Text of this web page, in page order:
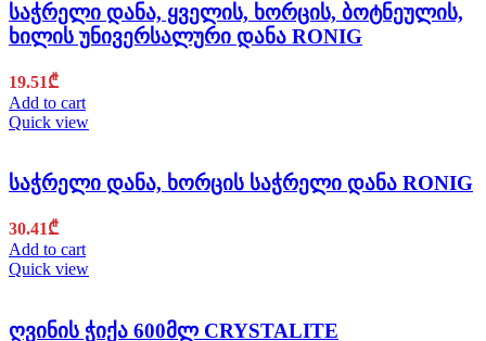
საჭრელი დანა, ყველის, ხორცის, ბოტნეულის,
ხილის უნივერსალური დანა RONIG
19.51₾
Add to cart
Quick view
საჭრელი დანა, ხორცის საჭრელი დანა RONIG
30.41₾
Add to cart
Quick view
ღვინის ჭიქა 600მლ CRYSTALITE